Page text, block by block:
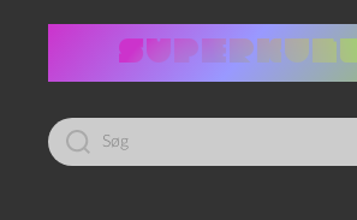
Led
efter: